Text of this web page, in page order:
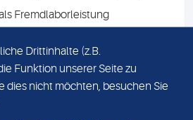
Fremdlaborleistung
mit. Mit der Beauftragung der
Sie sich mit dieser
Drittinhalte (z.B.
Funktion unserer Seite zu
dies nicht möchten, besuchen Sie